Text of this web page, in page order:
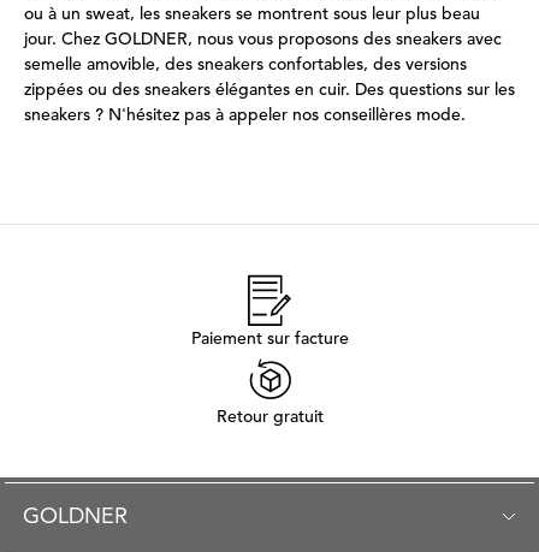
ou à un sweat, les sneakers se montrent sous leur plus beau
jour. Chez GOLDNER, nous vous proposons des sneakers avec
semelle amovible, des sneakers confortables, des versions
zippées ou des sneakers élégantes en cuir. Des questions sur les
sneakers ? N'hésitez pas à appeler nos conseillères mode.
Paiement sur facture
Retour gratuit
GOLDNER